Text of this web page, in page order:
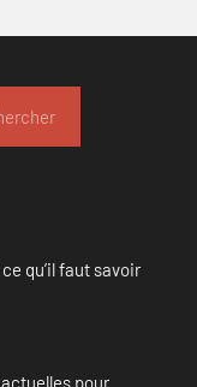
qu’il faut savoir
pour